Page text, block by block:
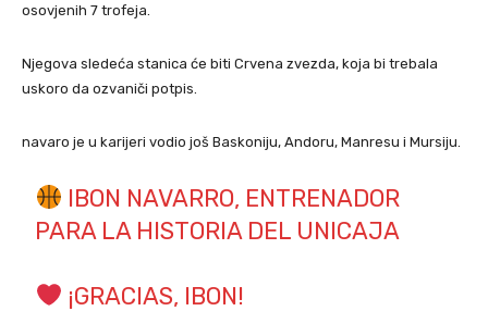
osovjenih 7 trofeja.
Njegova sledeća stanica će biti Crvena zvezda, koja bi trebala
uskoro da ozvaniči potpis.
navaro je u karijeri vodio još Baskoniju, Andoru, Manresu i Mursiju.
IBON NAVARRO, ENTRENADOR
PARA LA HISTORIA DEL UNICAJA
¡GRACIAS, IBON!